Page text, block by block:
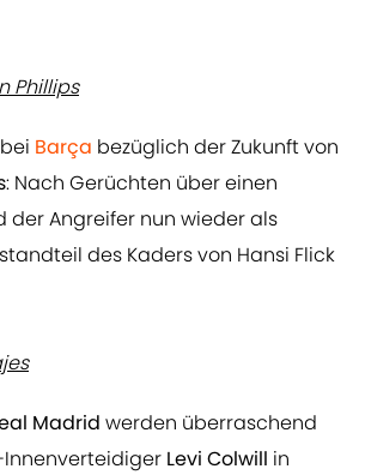
Phillips
Barça bezüglich der Zukunft von
: Nach Gerüchten über einen
der Angreifer nun wieder als
des Kaders von Hansi Flick
Madrid werden überraschend
Levi Colwill in